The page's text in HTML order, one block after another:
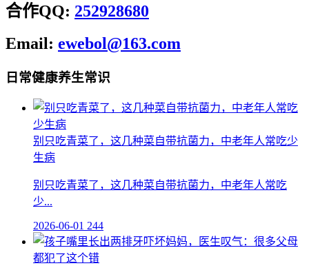
合作QQ: 252928680
Email: ewebol@163.com
日常健康养生常识
别只吃青菜了，这几种菜自带抗菌力，中老年人常吃少
生病
别只吃青菜了，这几种菜自带抗菌力，中老年人常吃
少...
2026-06-01 244